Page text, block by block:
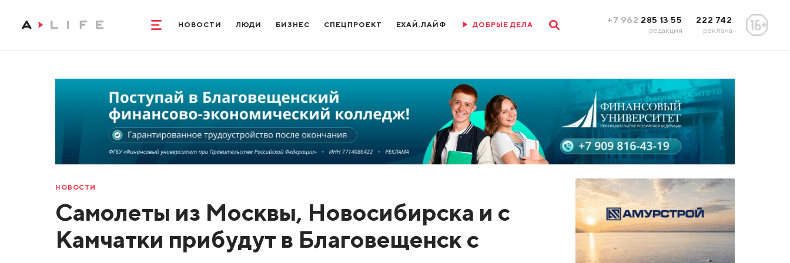
НОВОСТИ ЛЮДИ БИЗНЕС СПЕЦПРОЕКТ ЕХАЙ.ЛАЙФ ДОБРЫЕ ДЕЛА +7 962 285 13 55
редакция
222 742
реклама
НОВОСТИ
Самолеты из Москвы, Новосибирска и с
Камчатки прибудут в Благовещенск с